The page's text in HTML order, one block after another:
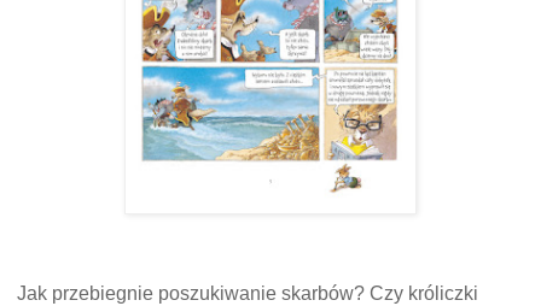
Jak przebiegnie poszukiwanie skarbów? Czy króliczki